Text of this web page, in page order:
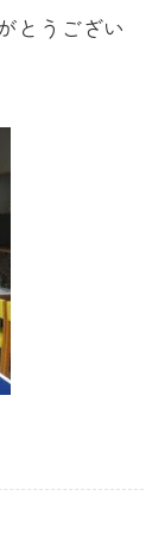
とうござい